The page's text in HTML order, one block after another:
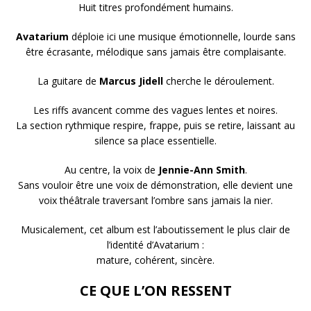
Huit titres profondément humains.
Avatarium déploie ici une musique émotionnelle, lourde sans
être écrasante, mélodique sans jamais être complaisante.
La guitare de Marcus Jidellcherche le déroulement.
Les riffs avancent comme des vagues lentes et noires.
La section rythmique respire, frappe, puis se retire, laissant au
silence sa place essentielle.
Au centre, la voix de Jennie-Ann Smith.
Sans vouloir être une voix de démonstration, elle devient une
voix théâtrale traversant l’ombre sans jamais la nier.
Musicalement, cet album est l’aboutissement le plus clair de
l’identité d’Avatarium :
mature, cohérent, sincère.
CE QUE L’ON RESSENT